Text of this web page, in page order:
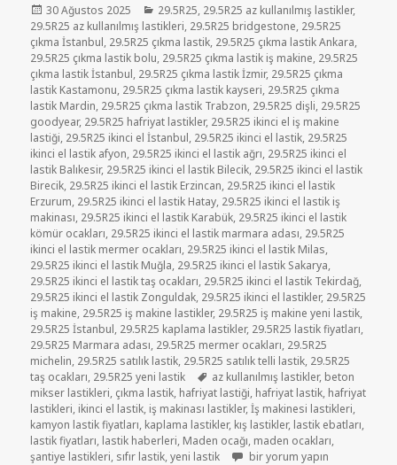
Yayın
tarihi
30 Ağustos 2025 Kategoriler
29.5R25, 29.5R25 az kullanılmış lastikler,
29.5R25 az kullanılmış lastikleri, 29.5R25 bridgestone, 29.5R25
çıkma İstanbul, 29.5R25 çıkma lastik, 29.5R25 çıkma lastik Ankara,
29.5R25 çıkma lastik bolu, 29.5R25 çıkma lastik iş makine, 29.5R25
çıkma lastik İstanbul, 29.5R25 çıkma lastik İzmir, 29.5R25 çıkma
lastik Kastamonu, 29.5R25 çıkma lastik kayseri, 29.5R25 çıkma
lastik Mardin, 29.5R25 çıkma lastik Trabzon, 29.5R25 dişli, 29.5R25
goodyear, 29.5R25 hafriyat lastikler, 29.5R25 ikinci el iş makine
lastiği, 29.5R25 ikinci el İstanbul, 29.5R25 ikinci el lastik, 29.5R25
ikinci el lastik afyon, 29.5R25 ikinci el lastik ağrı, 29.5R25 ikinci el
lastik Balıkesir, 29.5R25 ikinci el lastik Bilecik, 29.5R25 ikinci el lastik
Birecik, 29.5R25 ikinci el lastik Erzincan, 29.5R25 ikinci el lastik
Erzurum, 29.5R25 ikinci el lastik Hatay, 29.5R25 ikinci el lastik iş
makinası, 29.5R25 ikinci el lastik Karabük, 29.5R25 ikinci el lastik
kömür ocakları, 29.5R25 ikinci el lastik marmara adası, 29.5R25
ikinci el lastik mermer ocakları, 29.5R25 ikinci el lastik Milas,
29.5R25 ikinci el lastik Muğla, 29.5R25 ikinci el lastik Sakarya,
29.5R25 ikinci el lastik taş ocakları, 29.5R25 ikinci el lastik Tekirdağ,
29.5R25 ikinci el lastik Zonguldak, 29.5R25 ikinci el lastikler, 29.5R25
iş makine, 29.5R25 iş makine lastikler, 29.5R25 iş makine yeni lastik,
29.5R25 İstanbul, 29.5R25 kaplama lastikler, 29.5R25 lastik fiyatları,
29.5R25 Marmara adası, 29.5R25 mermer ocakları, 29.5R25
michelin, 29.5R25 satılık lastik, 29.5R25 satılık telli lastik, 29.5R25
taş ocakları, 29.5R25 yeni lastik Etiketler
az kullanılmış lastikler, beton
mikser lastikleri, çıkma lastik, hafriyat lastiği, hafriyat lastik, hafriyat
lastikleri, ikinci el lastik, iş makinası lastikler,İş makinesi lastikleri,
kamyon lastik fiyatları, kaplama lastikler, kış lastikler, lastik ebatları,
lastik fiyatları, lastik haberleri, Maden ocağı, maden ocakları,
şantiye lastikleri, sıfır lastik,yeni lastik 29-5-25 BEZLİ İŞ MAKİNE
bir yorum yapın